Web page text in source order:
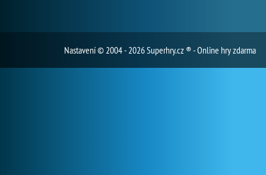
Nastavení© 2004 - 2026 Superhry.cz ® - Online hry zdarma